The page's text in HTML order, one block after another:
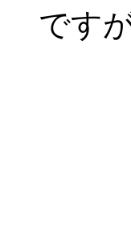
です